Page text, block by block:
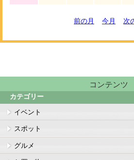
前の月 今月 次
コンテンツ
カテゴリー
イベント
スポット
グルメ